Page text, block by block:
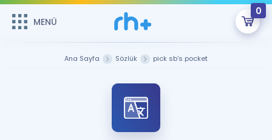
MENÜ
0
Sepetin Şu An Boş.
Remzi Hoca ile seni sınava hazırlayacak onlarca eğitim seni
bekliyor!
MENÜ
Ana Sayfa Sözlük pick sb's pocket